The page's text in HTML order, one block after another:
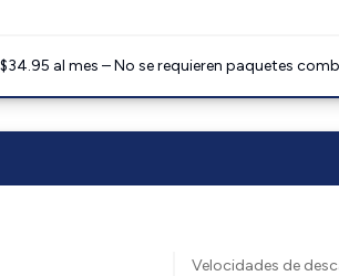
al mes – No se requieren paquetes
Velocidades de